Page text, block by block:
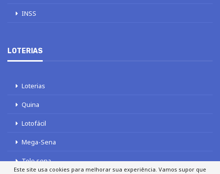
INSS
LOTERIAS
Loterias
Quina
Lotofácil
Mega-Sena
Tele sena
Este site usa cookies para melhorar sua experiência. Vamos supor que